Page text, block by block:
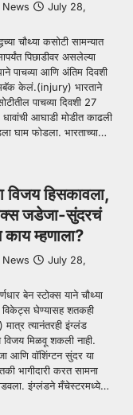
News
July 28,
चौथ्या कसोटी सामन्यात
पिछाडीवर असलेल्या
पाचव्या आणि अंतिम दिवशी
केलं.(injury) भारताने
पाचव्या दिवशी 27
आघाडी मोडीत काढली
घाम फोडला. भारताच्या…
विजय हिसकावला,
जडेजा-सुंदरचं
म्हणाला?
News
July 28,
बेन स्टोक्स याने चौथ्या
घेण्यासह शतकही
त्यानंतरही इंग्लंड
मिळवू शकली नाही.
आणि वॉशिंग्टन सुंदर या
भागीदारी करत सामना
इंग्लंडने मँचेस्टरमध्ये…